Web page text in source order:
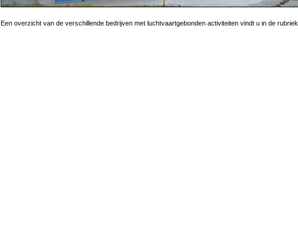
Een overzicht van de verschillende bedrijven met luchtvaartgebonden activiteiten vindt u in de rubriek